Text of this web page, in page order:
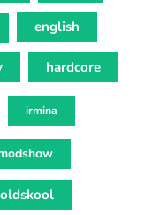
english
hardcore
irmina
oldskool